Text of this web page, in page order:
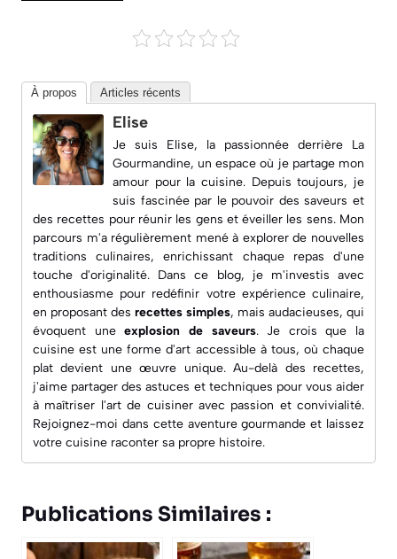
À propos Articles récents
Elise
Je suis Elise, la passionnée derrière La
Gourmandine, un espace où je partage mon
amour pour la cuisine. Depuis toujours, je
suis fascinée par le pouvoir des saveurs et
des recettes pour réunir les gens et éveiller les sens. Mon
parcours m'a régulièrement mené à explorer de nouvelles
traditions culinaires, enrichissant chaque repas d'une
touche d'originalité. Dans ce blog, je m'investis avec
enthousiasme pour redéfinir votre expérience culinaire,
en proposant des recettes simples, mais audacieuses, qui
évoquent uneexplosion de saveurs. Je crois que la
cuisine est une forme d'art accessible à tous, où chaque
plat devient une œuvre unique. Au-delà des recettes,
j'aime partager des astuces et techniques pour vous aider
à maîtriser l'art de cuisiner avec passion et convivialité.
Rejoignez-moi dans cette aventure gourmande et laissez
votre cuisine raconter sa propre histoire.
Publications Similaires :